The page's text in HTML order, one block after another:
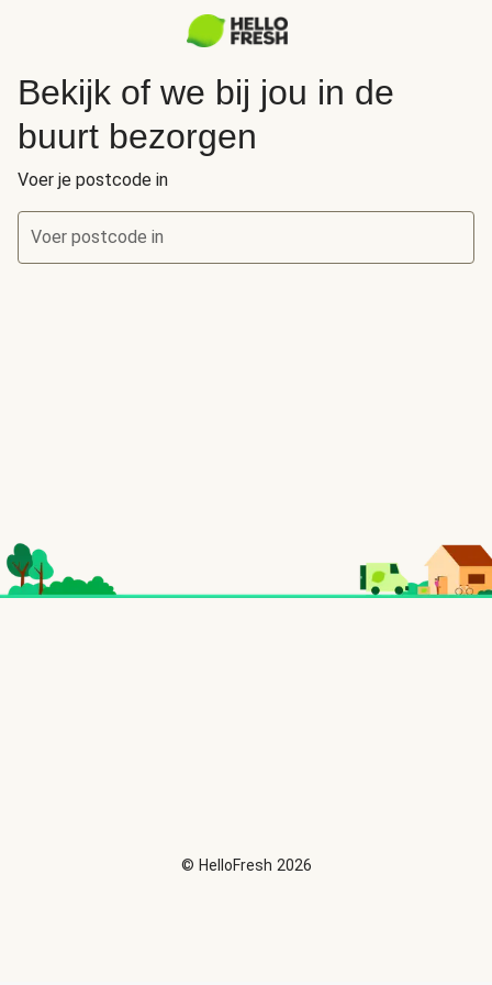
Bekijk of we bij jou in de
buurt bezorgen
Voer je postcode in
Voer postcode in
© HelloFresh 2026